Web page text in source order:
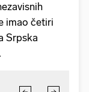
imao četiri
Srpska